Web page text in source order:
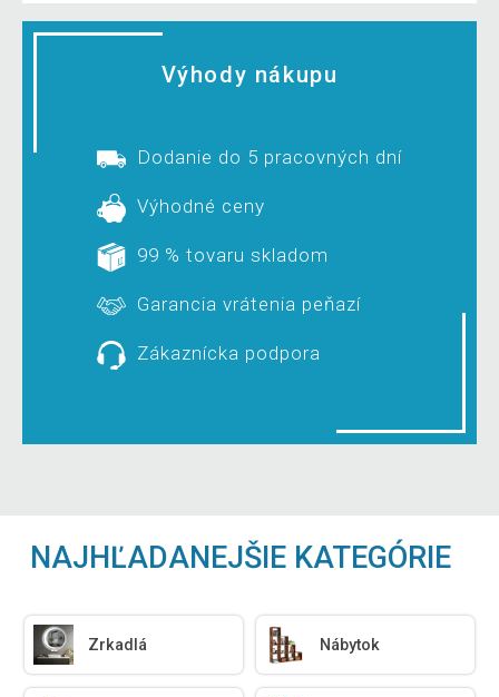
Výhody nákupu
Dodanie do 5 pracovných dní
Výhodné ceny
99 % tovaru skladom
Garancia vrátenia peňazí
Zákaznícka podpora
NAJHĽADANEJŠIE KATEGÓRIE
Zrkadlá Nábytok